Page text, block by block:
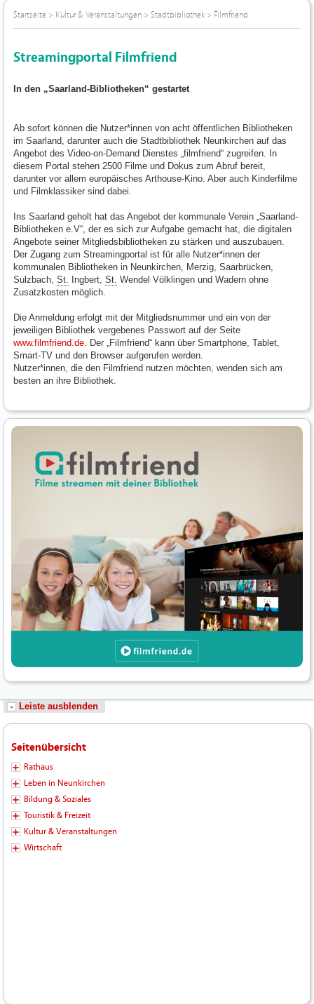
Startseite > Kultur & Veranstaltungen > Stadtbibliothek > Filmfriend
Streamingportal Filmfriend
In den „Saarland-Bibliotheken“ gestartet
Ab sofort können die Nutzer*innen von acht öffentlichen Bibliotheken
im Saarland, darunter auch die Stadtbibliothek Neunkirchen auf das
Angebot des Video-on-Demand Dienstes „filmfriend“ zugreifen. In
diesem Portal stehen 2500 Filme und Dokus zum Abruf bereit,
darunter vor allem europäisches Arthouse-Kino. Aber auch Kinderfilme
und Filmklassiker sind dabei.
Ins Saarland geholt hat das Angebot der kommunale Verein „Saarland-
Bibliotheken e.V“, der es sich zur Aufgabe gemacht hat, die digitalen
Angebote seiner Mitgliedsbibliotheken zu stärken und auszubauen.
Der Zugang zum Streamingportal ist für alle Nutzer*innen der
kommunalen Bibliotheken in Neunkirchen, Merzig, Saarbrücken,
Sulzbach, St. Ingbert, St. Wendel Völklingen und Wadern ohne
Zusatzkosten möglich.
Die Anmeldung erfolgt mit der Mitgliedsnummer und ein von der
jeweiligen Bibliothek vergebenes Passwort auf der Seite
www.filmfriend.de. Der „Filmfriend“ kann über Smartphone, Tablet,
Smart-TV und den Browser aufgerufen werden.
Nutzer*innen, die den Filmfriend nutzen möchten, wenden sich am
besten an ihre Bibliothek.
Leiste ausblenden
Seitenübersicht
Rathaus
Leben in Neunkirchen
Bildung & Soziales
Touristik & Freizeit
Kultur & Veranstaltungen
Wirtschaft